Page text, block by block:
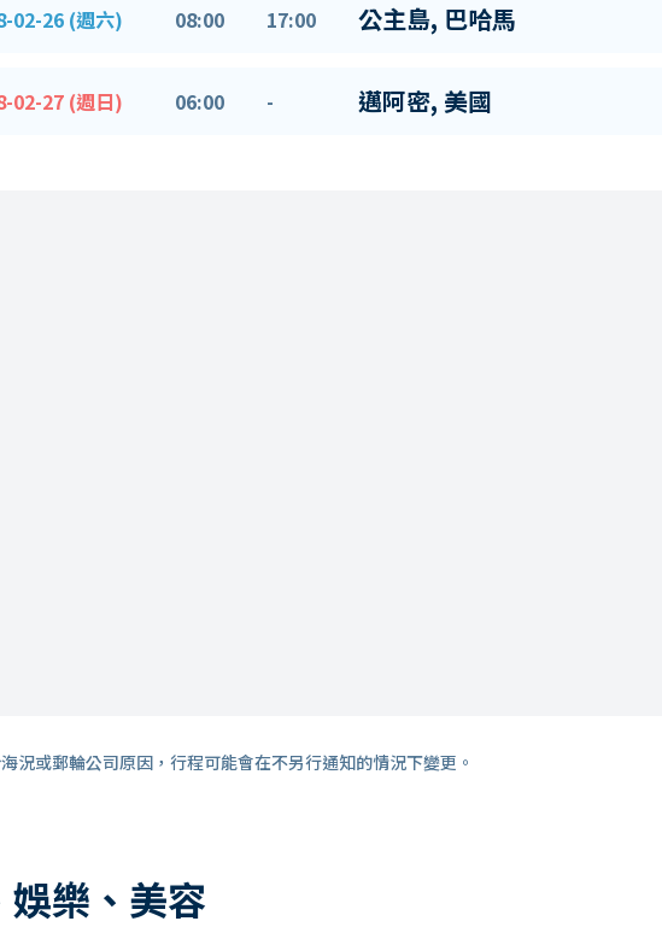
02-26 (週六) 08:00 17:00 公主島, 巴哈馬
02-27 (週日) 06:00 - 邁阿密, 美國
況或郵輪公司原因，行程可能會在不另行通知的情況下變更。
樂、美容